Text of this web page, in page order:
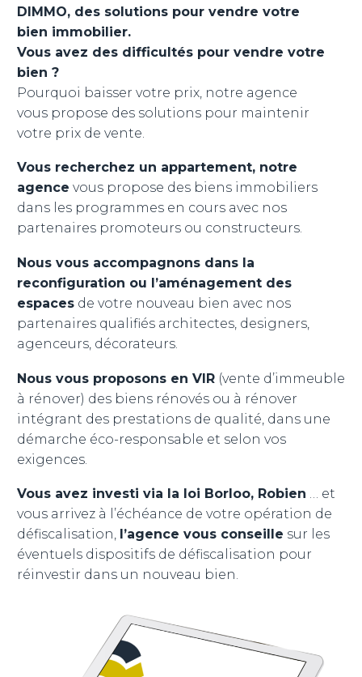
DIMMO, des solutions pour vendre votre
bien immobilier.
Vous avez des difficultés pour vendre votre
bien ?
Pourquoi baisser votre prix, notre agence
vous propose des solutions pour maintenir
votre prix de vente.
Vous recherchez un appartement, notre
agence vous propose des biens immobiliers
dans les programmes en cours avec nos
partenaires promoteurs ou constructeurs.
Nous vous accompagnons dans la
reconfiguration ou l’aménagement des
espaces de votre nouveau bien avec nos
partenaires qualifiés architectes, designers,
agenceurs, décorateurs.
Nous vous proposons en VIR (vente d’immeuble
à rénover) des biens rénovés ou à rénover
intégrant des prestations de qualité, dans une
démarche éco-responsable et selon vos
exigences.
Vous avez investi via la loi Borloo, Robien … et
vous arrivez à l’échéance de votre opération de
défiscalisation, l’agence vous conseille sur les
éventuels dispositifs de défiscalisation pour
réinvestir dans un nouveau bien.